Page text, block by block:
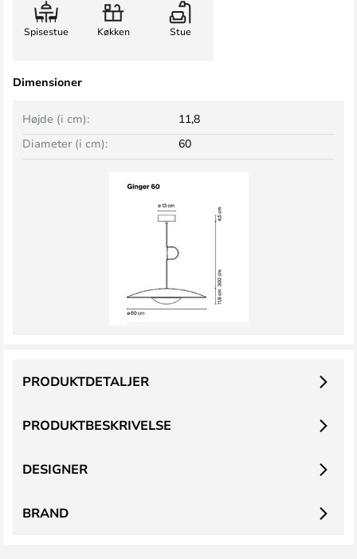
Spisestue Køkken Stue
Dimensioner
Højde (i cm):
11,8
Diameter (i cm):
60
PRODUKTBESKRIVELSE
PRODUKTDETALJER
DESIGNER
BRAND